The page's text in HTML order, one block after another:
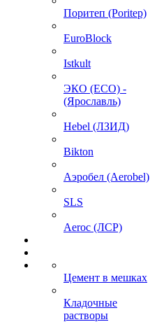
Поритеп (Poritep)
EuroBlock
Istkult
ЭКО (ECO) -
(Ярославль)
Hebel (ЛЗИД)
Bikton
Аэробел (Aerobel)
SLS
Aeroc (ЛСР)
Цемент в мешках
Кладочные
растворы